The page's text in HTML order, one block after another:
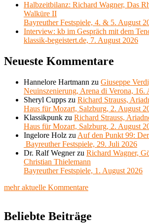
Halbzeitbilanz: Richard Wagner, Das
Walküre II
Bayreuther Festspiele, 4. & 5. August
Interview: kb im Gespräch mit dem
klassik-begeistert.de, 7. August 2026
Neueste Kommentare
Hannelore Hartmann zu Giuseppe
Neuinszenierung, Arena di Verona, 16.
Sheryl Cupps zu Richard Strauss,
Haus für Mozart, Salzburg, 2. August
Klassikpunk zu Richard Strauss,
Haus für Mozart, Salzburg, 2. August
Ingelore Holz zu Auf den Punkt 99:
Bayreuther Festspiele, 29. Juli 2026
Dr. Ralf Wegnerzu Richard Wagner,
Christian Thielemann
Bayreuther Festspiele, 1. August 2026
mehr aktuelle Kommentare
Beliebte Beiträge